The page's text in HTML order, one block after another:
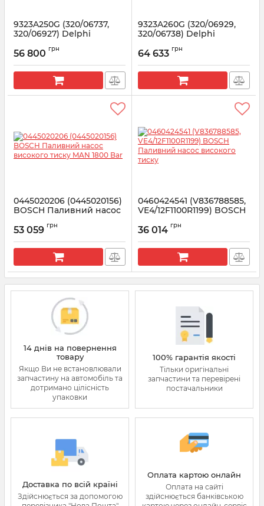
9323A250G (320/06737,
320/06927) Delphi
JCB
Артикул: 9323A250G
56 800 грн
9323A260G (320/06929,
320/06738) Delphi
високого тиску JCB
Артикул: 9323A260G
64 633 грн
0445020206 (0445020156)
BOSCH Паливний насос
Bar
Артикул: 0445020206
53 059 грн
0460424541 (V836788585,
VE4/12F1100R1199) BOSCH
високого тиску
Артикул: 0460424541
36 014 грн
14 днів на повернення
товару
Якщо Ви не встановлювали
запчастину на автомобіль та
дотримано цілісність
упаковки
100% гарантія якості
Тільки оригінальні
запчастини та перевірені
постачальники
Доставка по всій країні
Здійснюється за допомогою
Оплата картою онлайн
Оплата на сайті
здійснюється банківською